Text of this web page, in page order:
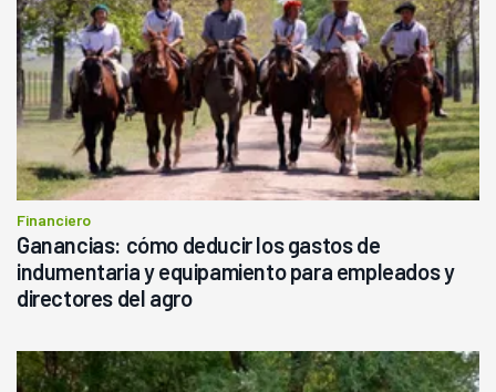
Financiero
Ganancias: cómo deducir los gastos de
indumentaria y equipamiento para empleados y
directores del agro